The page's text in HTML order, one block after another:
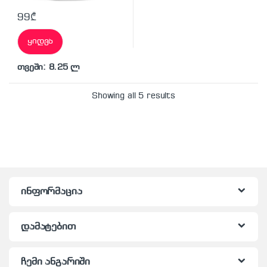
99₾
ყიდვა
თვეში: 8.25 ლ
Showing all 5 results
ინფორმაცია
დამატებით
ჩემი ანგარიში